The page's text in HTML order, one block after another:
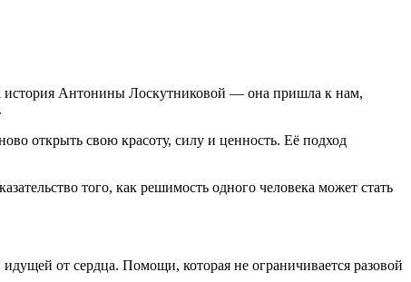
история Антонины Лоскутниковой — она пришла к нам,
открыть свою красоту, силу и ценность. Её подход
того, как решимость одного человека может стать
от сердца. Помощи, которая не ограничивается разовой